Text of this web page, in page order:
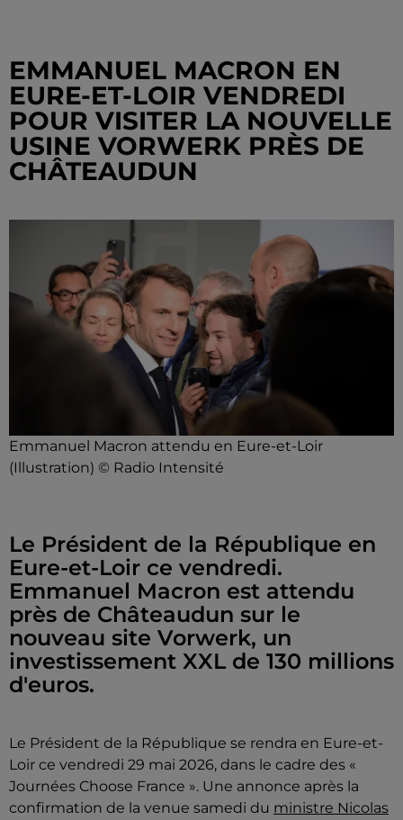
EMMANUEL MACRON EN
EURE-ET-LOIR VENDREDI
POUR VISITER LA NOUVELLE
USINE VORWERK PRÈS DE
CHÂTEAUDUN
Emmanuel Macron attendu en Eure-et-Loir
(Illustration) © Radio Intensité
Le Président de la République en
Eure-et-Loir ce vendredi.
Emmanuel Macron est attendu
près de Châteaudun sur le
nouveau site Vorwerk, un
investissement XXL de 130 millions
d'euros.
Le Président de la République se rendra en Eure-et-
Loir ce vendredi 29 mai 2026, dans le cadre des «
Journées Choose France ». Une annonce après la
confirmation de la venue samedi du ministre Nicolas